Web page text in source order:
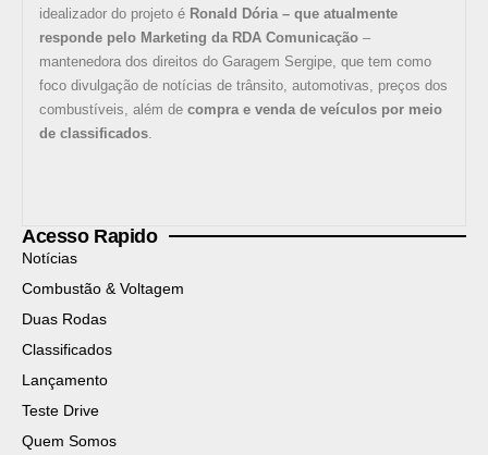
idealizador do projeto é Ronald Dória – que atualmente
responde pelo Marketing da RDA Comunicação –
mantenedora dos direitos do Garagem Sergipe, que tem como
foco divulgação de notícias de trânsito, automotivas, preços dos
combustíveis, além de compra e venda de veículos por meio
de classificados.
Acesso Rapido
Notícias
Combustão & Voltagem
Duas Rodas
Classificados
Lançamento
Teste Drive
Quem Somos